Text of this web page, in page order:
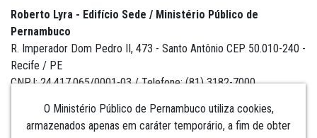
O Ministério Público de Pernambuco utiliza cookies,
armazenados apenas em caráter temporário, a fim de obter
Roberto Lyra - Edifício Sede / Ministério Público de
Pernambuco
R. Imperador Dom Pedro II, 473 - Santo Antônio CEP 50.010-240 -
Recife / PE
CNPJ: 24.417.065/0001-03 / Telefone: (81) 3182-7000